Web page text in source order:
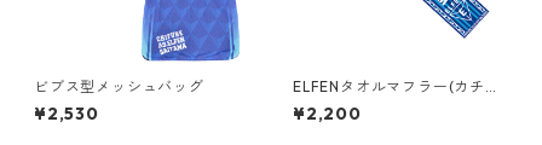
ビブス型メッシュバッグ
¥2,530
ELFENタオルマフラー(カチス
ト）
¥2,200